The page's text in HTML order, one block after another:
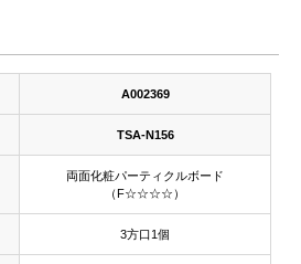
A002369
TSA-N156
両面化粧パーティクルボード
（F☆☆☆☆）
3方口1個